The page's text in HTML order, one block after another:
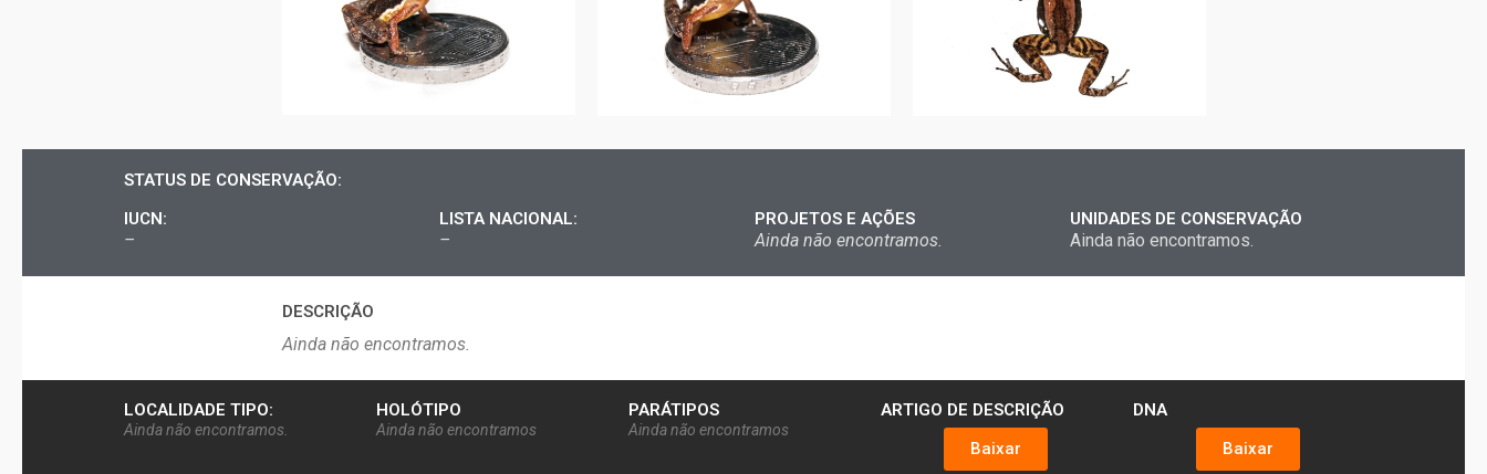
STATUS DE CONSERVAÇÃO:
IUCN:
–
LISTA NACIONAL:
–
PROJETOS E AÇÕES
Ainda não encontramos.
UNIDADES DE CONSERVAÇÃO
Ainda não encontramos.
DESCRIÇÃO​
Ainda não encontramos.
LOCALIDADE TIPO:
Ainda não encontramos.
HOLÓTIPO
Ainda não encontramos
PARÁTIPOS
Ainda não encontramos
ARTIGO DE DESCRIÇÃO
Baixar
DNA
Baixar